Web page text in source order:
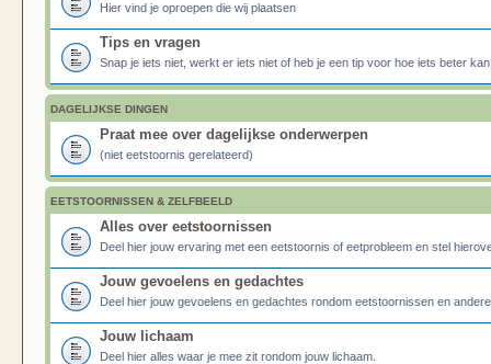
Hier vind je oproepen die wij plaatsen
Tips en vragen
Snap je iets niet, werkt er iets niet of heb je een tip voor hoe iets beter
DAGELIJKSE DINGEN
Praat mee over dagelijkse onderwerpen
(niet eetstoornis gerelateerd)
EETSTOORNISSEN & ZELFBEELD
Alles over eetstoornissen
Deel hier jouw ervaring met een eetstoornis of eetprobleem en stel
Jouw gevoelens en gedachtes
Deel hier jouw gevoelens en gedachtes rondom eetstoornissen en
Jouw lichaam
Deel hier alles waar je mee zit rondom jouw lichaam.